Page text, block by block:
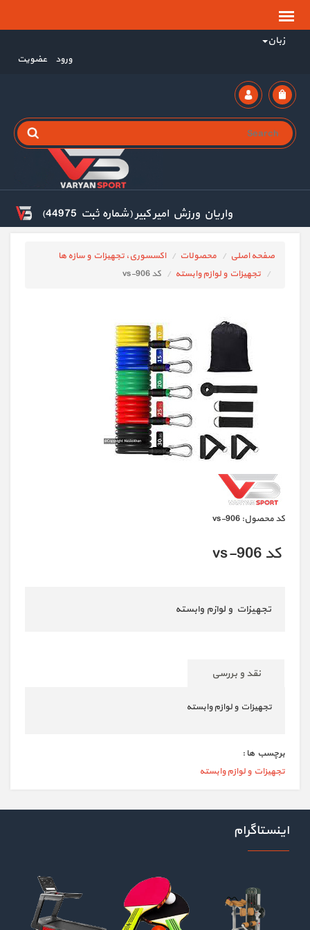
زبان
ورود عضویت
واریان ورزش امیر کبیر (شماره ثبت 44975)
صفحه اصلی محصولات
اکسسوری، تجهیزات و سازه ها
تجهیزات و لوازم وابسته
کد vs-906
كد محصول: vs-906
کد vs-906
تجهیزات و لوازم وابسته
نقد و بررسی
تجهیزات و لوازم وابسته
برچسب ها :
تجهیزات و لوازم وابسته
اینستاگرام